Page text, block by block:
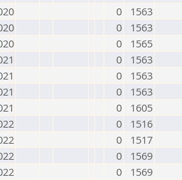
0
1563
0
1563
0
1565
0
1563
0
1563
0
1563
0
1605
0
1516
0
1517
0
1569
0
1569